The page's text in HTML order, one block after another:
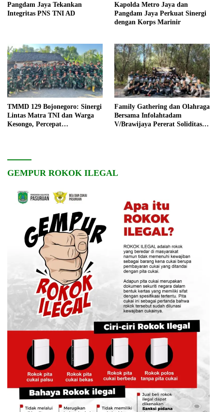
Pangdam Jaya Tekankan
Integritas PNS TNI AD
Kapolda Metro Jaya dan
Pangdam Jaya Perkuat Sinergi
dengan Korps Marinir
TMMD 129 Bojonegoro: Sinergi
Lintas Matra TNI dan Warga
Kesongo, Percepat
Family Gathering dan Olahraga
Bersama Infolahtadam
V/Brawijaya Pererat Soliditas
GEMPUR ROKOK ILEGAL